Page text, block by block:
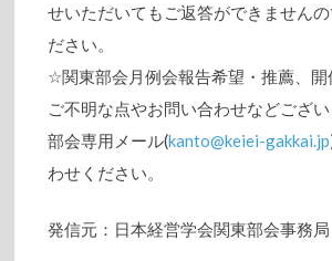
せいただいてもご返答ができませんの
ださい。
☆関東部会月例会報告希望・推薦、開
ご不明な点やお問い合わせなどござ
部会専用メール(kanto@keiei-gakkai.jp
わせください。
発信元：日本経営学会関東部会事務局